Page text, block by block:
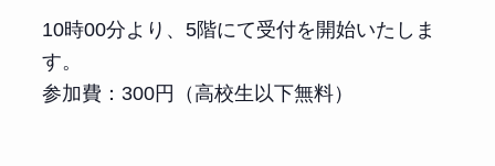
10時00分より、5階にて受付を開始いたしま
す。
参加費：300円（高校生以下無料）